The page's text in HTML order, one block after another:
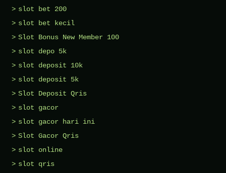
slot bet 200
slot bet kecil
Slot Bonus New Member 100
slot depo 5k
slot deposit 10k
slot deposit 5k
Slot Deposit Qris
slot gacor
slot gacor hari ini
Slot Gacor Qris
slot online
slot qris